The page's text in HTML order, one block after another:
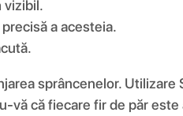
vizibil.
a acesteia.
sprâncenelor.
vă că fiecare fir de păr